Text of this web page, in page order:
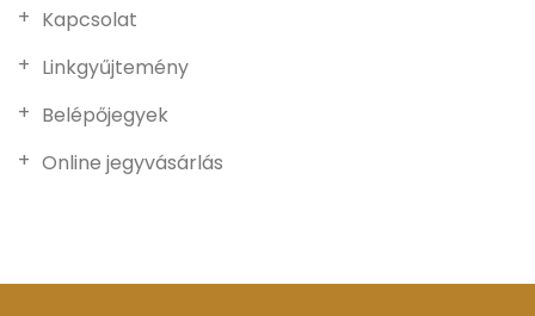
Kapcsolat
Linkgyűjtemény
Belépőjegyek
Online jegyvásárlás